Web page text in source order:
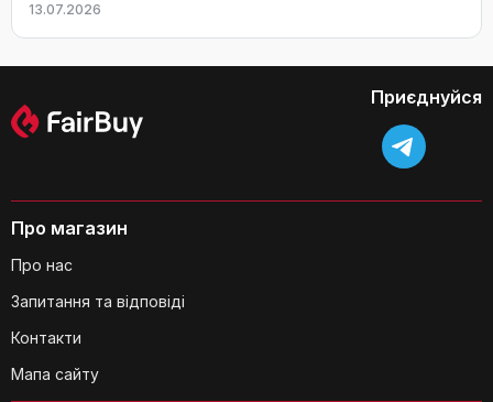
13.07.2026
Про магазин
Про нас
Запитання та відповіді
Контакти
Мапа сайту
Приєднуйся